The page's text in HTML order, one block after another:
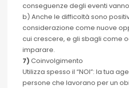
conseguenze degli eventi
b) Anche le difficoltà sono
considerazione come nuove
cui crescere, e gli sbagli come
imparare.
7)Coinvolgimento
Utilizza spesso il “NOI”: la tua
persone che lavorano per un